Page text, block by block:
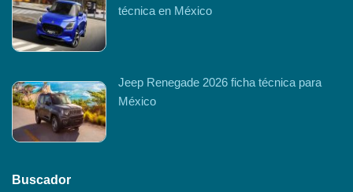
técnica en México
Jeep Renegade 2026 ficha técnica para
México
Buscador